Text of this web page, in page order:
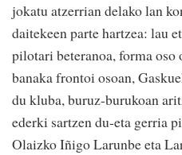
jokatu atzerrian delako lan
daitekeen parte hartzea: lau
pilotari beteranoa, forma oso
banaka frontoi osoan,
du kluba, buruz-burukoan
ederki sartzen du-eta gerria
Olaizko Iñigo Larunbe eta